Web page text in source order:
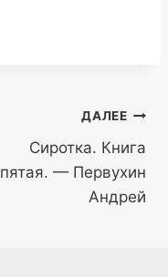
ДАЛЕЕ
Сиротка. Книга
пятая. — Первухин
Андрей